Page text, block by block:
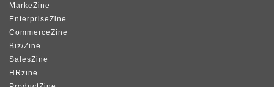
MarkeZine
EnterpriseZine
CommerceZine
Biz/Zine
SalesZine
HRzine